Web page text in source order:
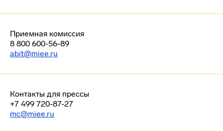
Приемная комиссия
8 800 600-56-89
abit@miee.ru
Контакты для прессы
+7 499 720-87-27
mc@miee.ru